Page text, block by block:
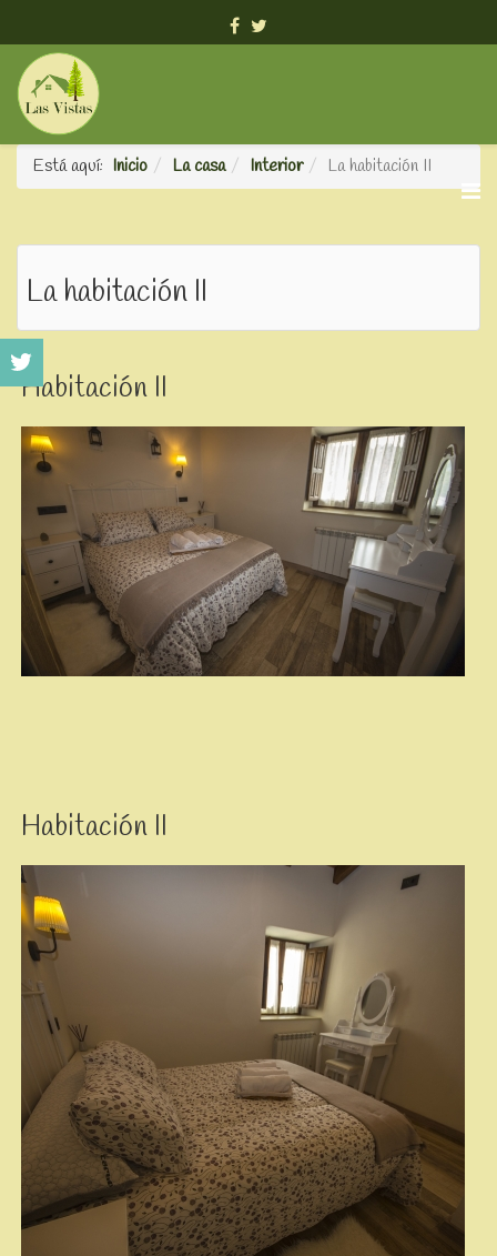
Está aquí: Inicio La casa Interior La habitación II
La habitación II
Habitación II
Habitación II